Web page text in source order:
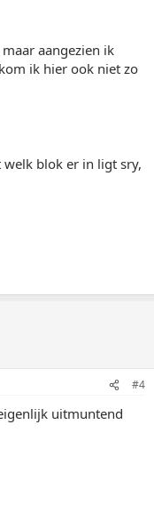
aangezien ik
ik hier ook niet zo
blok er in ligt sry,
#4
uitmuntend